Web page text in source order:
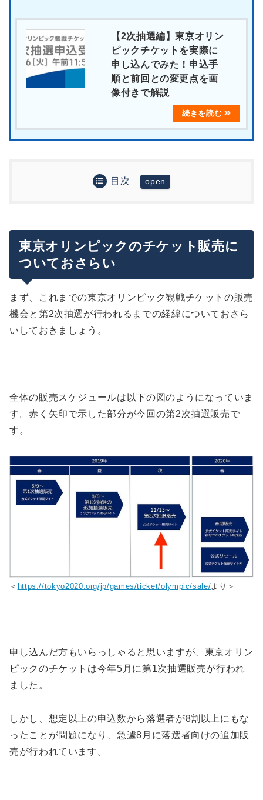
【2次抽選編】東京オリン
ピックチケットを実際に
申し込んでみた！申込手
順と前回との変更点を画
像付きで解説
目次
チケット申込方法
第1次抽選からの変更点について
セッション毎の上限枚数は第1次抽選販売から
の累計
マラソンなど一部販売対象外の競技も
チケット選びのコツ：第1次抽選販売の申込傾向を
チェックしよう！
全体の申込傾向
傾向から分かる男子サッカーの狙い目のセッシ
ョンは？
8月の追加抽選で対象となったセッションは狙い
目
東京オリンピックのチケット販売に
ついておさらい
まず、これまでの東京オリンピック観戦チケットの販売
機会と第2次抽選が行われるまでの経緯についておさら
いしておきましょう。
全体の販売スケジュールは以下の図のようになっていま
す。赤く矢印で示した部分が今回の第2次抽選販売で
す。
＜ https://tokyo2020.org/jp/games/ticket/olympic/sale/より＞
申し込んだ方もいらっしゃると思いますが、東京オリン
ピックのチケットは今年5月に第1次抽選販売が行われ
ました。
しかし、想定以上の申込数から落選者が8割以上にもな
ったことが問題になり、急遽8月に落選者向けの追加販
売が行われています。